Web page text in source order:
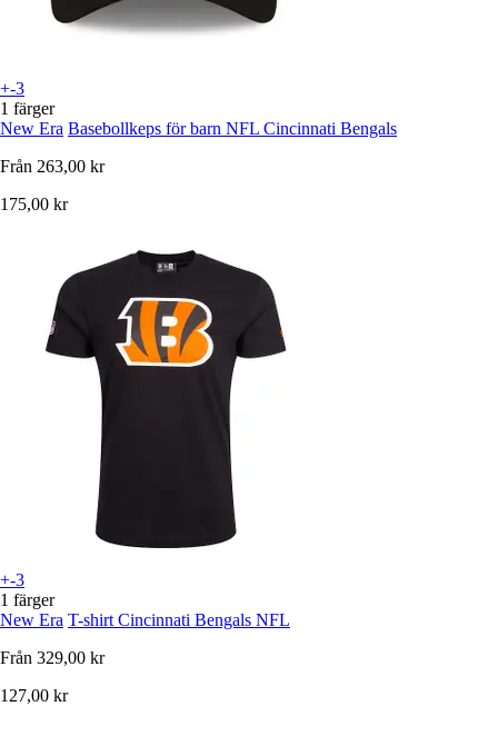
+-3
1 färger
New Era Basebollkeps för barn NFL Cincinnati Bengals
Från 263,00 kr
175,00 kr
+-3
1 färger
New Era T-shirt Cincinnati Bengals NFL
Från 329,00 kr
127,00 kr